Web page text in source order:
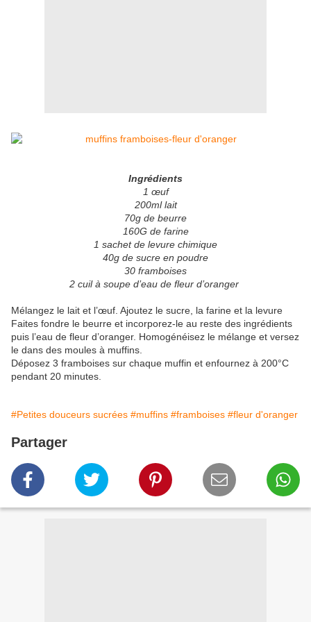
Ingrédients
1 œuf
200ml lait
70g de beurre
160G de farine
1 sachet de levure chimique
40g de sucre en poudre
30 framboises
2 cuil à soupe d’eau de fleur d’oranger
Mélangez le lait et l’œuf. Ajoutez le sucre, la farine et la levure
Faites fondre le beurre et incorporez-le au reste des ingrédients
puis l’eau de fleur d’oranger. Homogénéisez le mélange et versez
le dans des moules à muffins.
Déposez 3 framboises sur chaque muffin et enfournez à 200°C
pendant 20 minutes.
#Petites douceurs sucrées #muffins #framboises #fleur d'oranger
Partager